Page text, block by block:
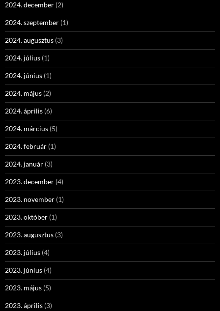
2024. december (2)
2024. szeptember (1)
2024. augusztus (3)
2024. július (1)
2024. június (1)
2024. május (2)
2024. április (6)
2024. március (5)
2024. február (1)
2024. január (3)
2023. december (4)
2023. november (1)
2023. október (1)
2023. augusztus (3)
2023. július (4)
2023. június (4)
2023. május (5)
2023. április (3)